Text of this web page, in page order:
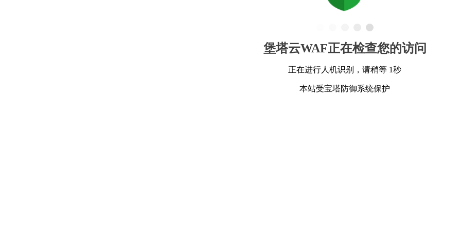
堡塔云WAF正在检查您的访问
正在进行人机识别，请稍等 1秒
本站受宝塔防御系统保护